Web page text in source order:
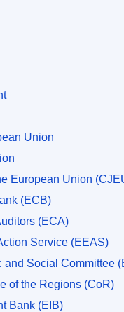
Union
European Union
(ECB)
(ECA)
Service (EEAS)
and Social Committee
of the Regions (CoR)
Bank (EIB)